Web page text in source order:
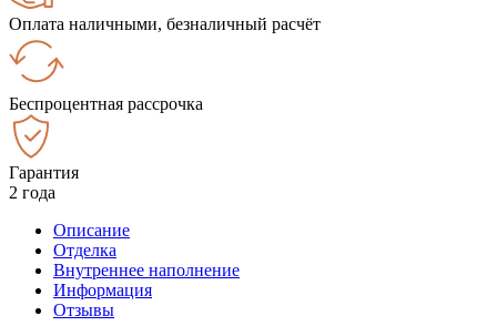
Оплата наличными, безналичный расчёт
Беспроцентная рассрочка
Гарантия
2 года
Описание
Отделка
Внутреннее наполнение
Информация
Отзывы